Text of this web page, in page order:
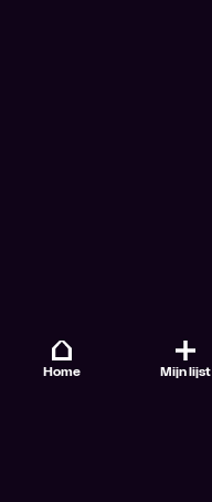
Home Mijn lijst